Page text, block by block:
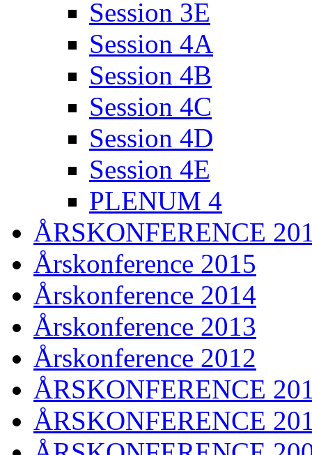
Session 3E
Session 4A
Session 4B
Session 4C
Session 4D
Session 4E
PLENUM 4
ÅRSKONFERENCE
Årskonference 2015
Årskonference 2014
Årskonference 2013
Årskonference 2012
ÅRSKONFERENCE
ÅRSKONFERENCE